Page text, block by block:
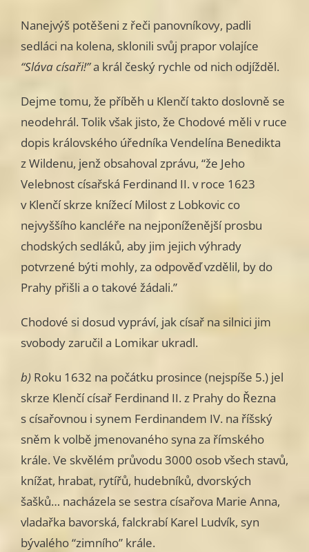
Nanejvýš potěšeni z řeči panovníkovy, padli
sedláci na kolena, sklonili svůj prapor volajíce
“Sláva císaři!”a král český rychle od nich odjížděl.
Dejme tomu, že příběh u Klenčí takto doslovně se
neodehrál. Tolik však jisto, že Chodové měli v ruce
dopis královského úředníka Vendelína Benedikta
z Wildenu, jenž obsahoval zprávu, “že Jeho
Velebnost císařská Ferdinand II. v roce 1623
v Klenčí skrze knížecí Milost z Lobkovic co
nejvyššího kancléře na nejponíženější prosbu
chodských sedláků, aby jim jejich výhrady
potvrzené býti mohly, za odpověď vzdělil, by do
Prahy přišli a o takové žádali.”
Chodové si dosud vypráví, jak císař na silnici jim
svobody zaručil a Lomikar ukradl.
b) Roku 1632 na počátku prosince (nejspíše 5.) jel
skrze Klenčí císař Ferdinand II. z Prahy do Řezna
s císařovnou i synem Ferdinandem IV. na říšský
sněm k volbě jmenovaného syna za římského
krále. Ve skvělém průvodu 3000 osob všech stavů,
knížat, hrabat, rytířů, hudebníků, dvorských
šašků… nacházela se sestra císařova Marie Anna,
vladařka bavorská, falckrabí Karel Ludvík, syn
bývalého “zimního” krále.